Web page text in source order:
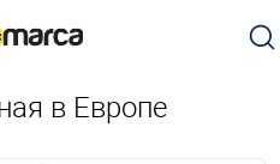
в Европе